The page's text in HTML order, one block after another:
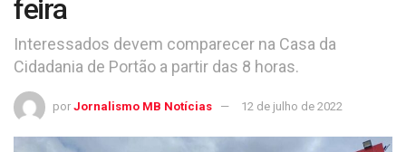
feira
Interessados devem comparecer na Casa da
Cidadania de Portão a partir das 8 horas.
por Jornalismo MB Notícias 12 de julho de 2022